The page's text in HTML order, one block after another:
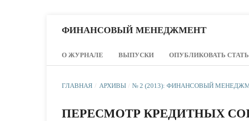
ФИНАНСОВЫЙ МЕНЕДЖМЕНТ
О ЖУРНАЛЕ ВЫПУСКИ ОПУБЛИКОВАТЬ
ГЛАВНАЯ / АРХИВЫ / № 2 (2013): ФИНАНСОВЫЙ
ПЕРЕСМОТР КРЕДИТНЫХ